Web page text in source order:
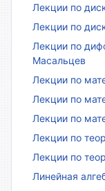
Лекции по
Лекции по
Лекции по
Масальцев
Лекции по
Лекции по
Лекции по
Лекции по
Лекции по
Линейная